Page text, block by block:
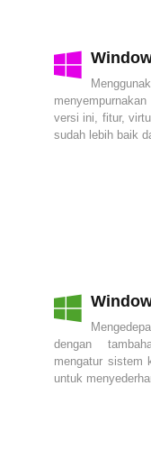
versi ini, fitur,
sudah lebih baik
dengan
mengatur sistem
untuk